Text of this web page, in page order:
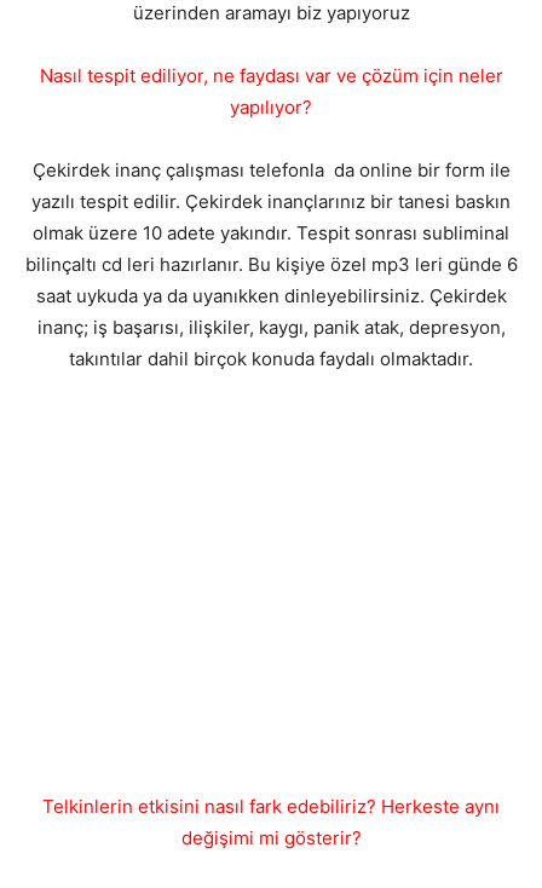
üzerinden aramayı biz yapıyoruz
Nasıl tespit ediliyor, ne faydası var ve çözüm için neler
yapılıyor?
Çekirdek inanç çalışması telefonla da online bir form ile
yazılı tespit edilir. Çekirdek inançlarınız bir tanesi baskın
olmak üzere 10 adete yakındır. Tespit sonrası subliminal
bilinçaltı cd leri hazırlanır. Bu kişiye özel mp3 leri günde 6
saat uykuda ya da uyanıkken dinleyebilirsiniz. Çekirdek
inanç; iş başarısı, ilişkiler, kaygı, panik atak, depresyon,
takıntılar dahil birçok konuda faydalı olmaktadır.
Telkinlerin etkisini nasıl fark edebiliriz? Herkeste aynı
değişimi mi gösterir?